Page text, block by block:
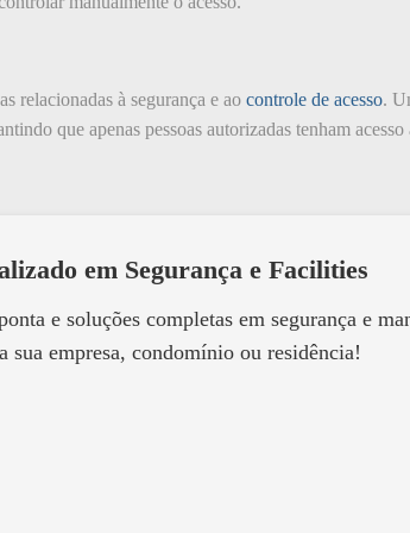
relacionadas à segurança e ao controle de acesso.
que apenas pessoas autorizadas tenham
em Segurança e Facilities
e soluções completas em segurança e
sua empresa, condomínio ou residência!